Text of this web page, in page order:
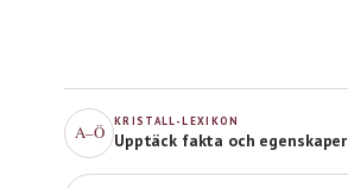
A–Ö
KRISTALL-LEXIKON
Upptäck fakta och egenskaper